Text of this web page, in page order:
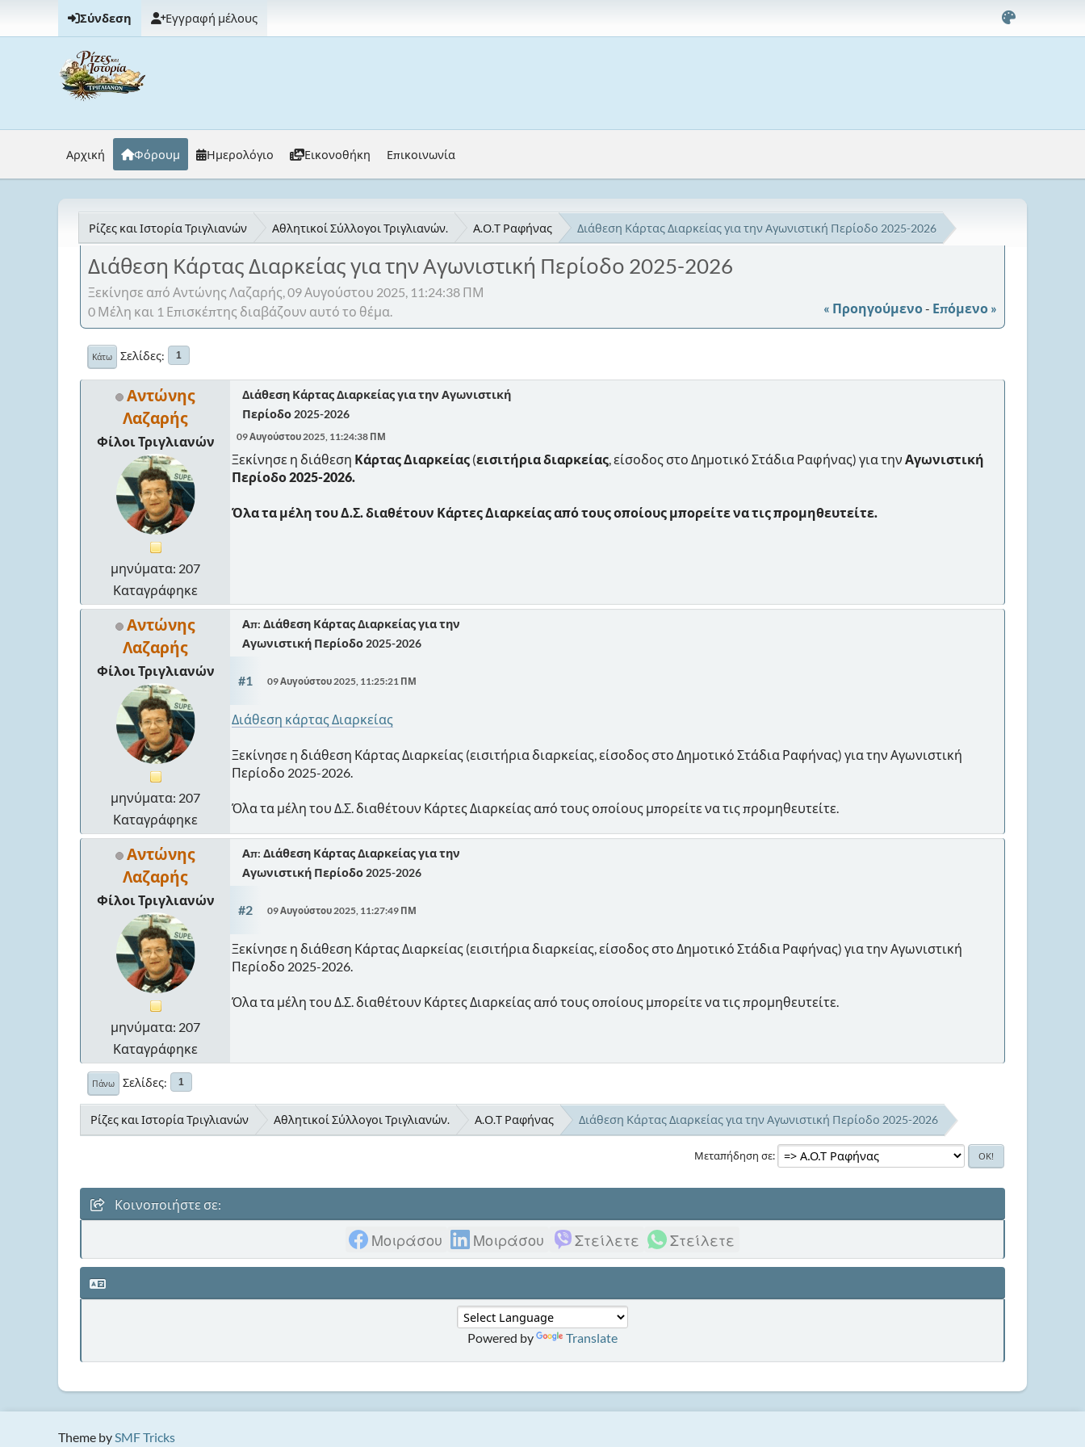
Σύνδεση Εγγραφή μέλους
Αρχική Φόρουμ Ημερολόγιο Εικονοθήκη Επικοινωνία
Ρίζες και Ιστορία Τριγλιανών Αθλητικοί Σύλλογοι Τριγλιανών. Α.Ο.Τ Ραφήνας Διάθεση Κάρτας Διαρκείας για την Αγωνιστική Περίοδο 2025-2026
Διάθεση Κάρτας Διαρκείας για την Αγωνιστική Περίοδο 2025-2026
Ξεκίνησε από Αντώνης Λαζαρής, 09 Αυγούστου 2025, 11:24:38 ΠΜ
« Προηγούμενο- Επόμενο »
0 Μέλη και 1 Επισκέπτης διαβάζουν αυτό το θέμα.
Κάτω Σελίδες 1
Αντώνης
Λαζαρής
Φίλοι Τριγλιανών
μηνύματα: 207
Καταγράφηκε
Διάθεση Κάρτας Διαρκείας για την Αγωνιστική
Περίοδο 2025-2026
09 Αυγούστου 2025, 11:24:38 ΠΜ
Ξεκίνησε η διάθεση Κάρτας Διαρκείας (εισιτήρια διαρκείας , είσοδος στο Δημοτικό Στάδια Ραφήνας) για την Αγωνιστική
Περίοδο 2025-2026.
Όλα τα μέλη του Δ.Σ. διαθέτουν Κάρτες Διαρκείας από τους οποίους μπορείτε να τις προμηθευτείτε.
Αντώνης
Λαζαρής
Φίλοι Τριγλιανών
μηνύματα: 207
Καταγράφηκε
Απ: Διάθεση Κάρτας Διαρκείας για την
Αγωνιστική Περίοδο 2025-2026
#1 09 Αυγούστου 2025, 11:25:21 ΠΜ
Διάθεση κάρτας Διαρκείας
Ξεκίνησε η διάθεση Κάρτας Διαρκείας (εισιτήρια διαρκείας, είσοδος στο Δημοτικό Στάδια Ραφήνας) για την Αγωνιστική
Περίοδο 2025-2026.
Όλα τα μέλη του Δ.Σ. διαθέτουν Κάρτες Διαρκείας από τους οποίους μπορείτε να τις προμηθευτείτε.
Αντώνης
Λαζαρής
Φίλοι Τριγλιανών
μηνύματα: 207
Καταγράφηκε
Απ: Διάθεση Κάρτας Διαρκείας για την
Αγωνιστική Περίοδο 2025-2026
#2 09 Αυγούστου 2025, 11:27:49 ΠΜ
Ξεκίνησε η διάθεση Κάρτας Διαρκείας (εισιτήρια διαρκείας, είσοδος στο Δημοτικό Στάδια Ραφήνας) για την Αγωνιστική
Περίοδο 2025-2026.
Όλα τα μέλη του Δ.Σ. διαθέτουν Κάρτες Διαρκείας από τους οποίους μπορείτε να τις προμηθευτείτε.
Πάνω Σελίδες 1
Ρίζες και Ιστορία Τριγλιανών Αθλητικοί Σύλλογοι Τριγλιανών. Α.Ο.Τ Ραφήνας Διάθεση Κάρτας Διαρκείας για την Αγωνιστική Περίοδο 2025-2026
Μεταπήδηση σε
Κοινοποιήστε σε:
Μοιράσου Μοιράσου Στείλετε Στείλετε
Powered by Translate
Theme bySMF Tricks